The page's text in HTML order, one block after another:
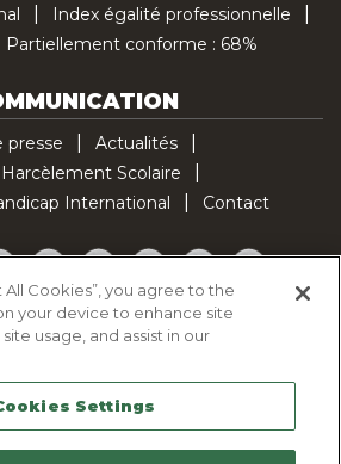
Index égalité professionnelle
Partiellement conforme : 68%
presse
Actualités
Scolaire
International
Contact
TwitterYouTubePinterestInstagramLinkedInTikTok
d'utilisation des cookies
de confidentialité
Mentions légales
Plan du site
Contactez-nous
Cookies”, you agree to the
your device to enhance site
usage, and assist in our
Settings